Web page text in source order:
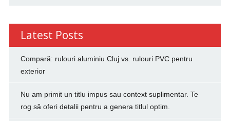
Latest Posts
Compară: rulouri aluminiu Cluj vs. rulouri PVC pentru
exterior
Nu am primit un titlu impus sau context suplimentar. Te
rog să oferi detalii pentru a genera titlul optim.